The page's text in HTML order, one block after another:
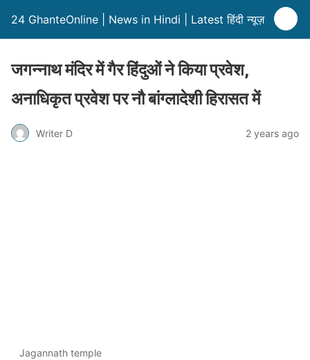
24 GhanteOnline | News in Hindi | Latest हिंदी न्यूज़
जगन्नाथ मंदिर में गैर हिंदुओं ने किया प्रवेश,
अनाधिकृत प्रवेश पर नौ बांग्लादेशी हिरासत में
Writer D 2 years ago
Jagannath temple